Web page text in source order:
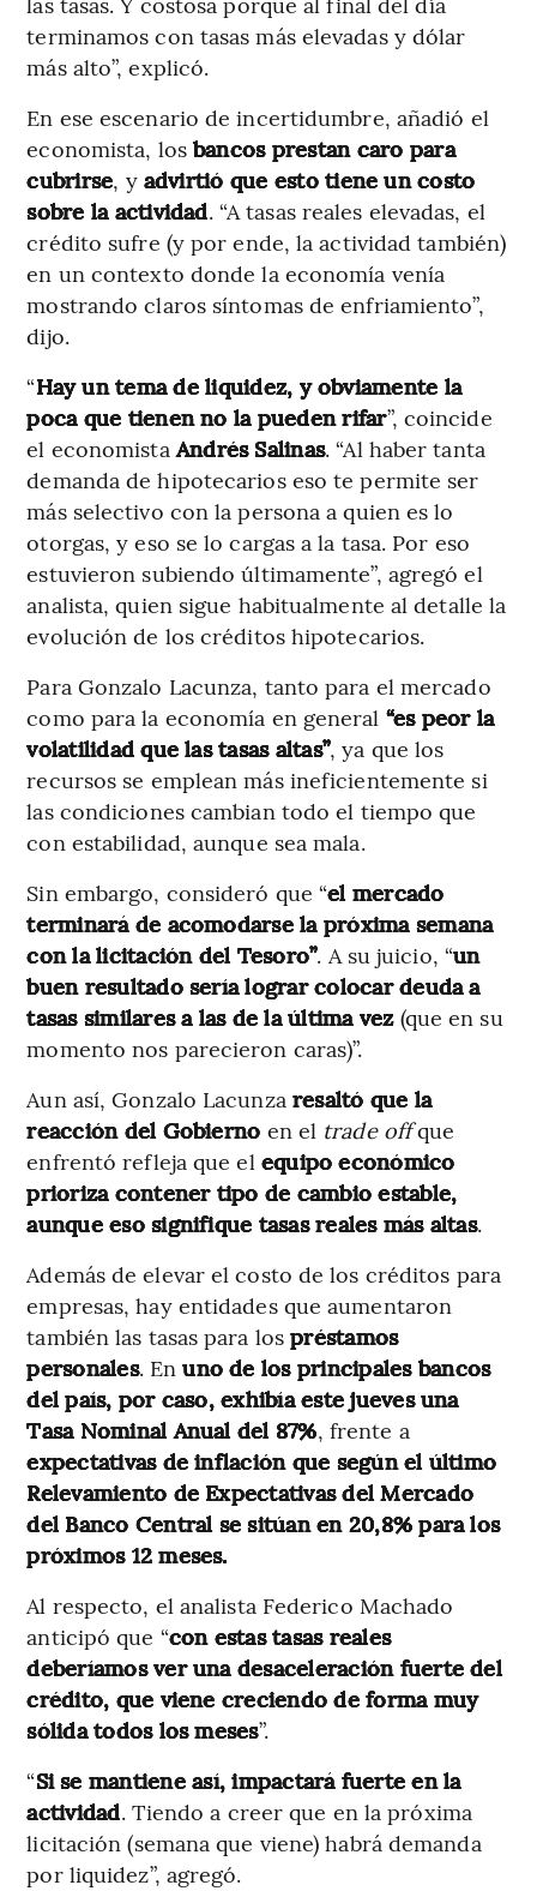
terminamos con tasas más elevadas y dólar
más alto”, explicó.
En ese escenario de incertidumbre, añadió el
economista, los bancos prestan caro para
cubrirse, y advirtió que esto tiene un costo
sobre la actividad. “A tasas reales elevadas, el
crédito sufre (y por ende, la actividad también)
en un contexto donde la economía venía
mostrando claros síntomas de enfriamiento”,
dijo.
“Hay un tema de liquidez, y obviamente la
poca que tienen no la pueden rifar”, coincide
el economistaAndrés Salinas. “Al haber tanta
demanda de hipotecarios eso te permite ser
más selectivo con la persona a quien es lo
otorgas, y eso se lo cargas a la tasa. Por eso
estuvieron subiendo últimamente”, agregó el
analista, quien sigue habitualmente al detalle la
evolución de los créditos hipotecarios.
Para Gonzalo Lacunza, tanto para el mercado
como para la economía en general “es peor la
volatilidad que las tasas altas”, ya que los
recursos se emplean más ineficientemente si
las condiciones cambian todo el tiempo que
con estabilidad, aunque sea mala.
Sin embargo, consideró que “el mercado
terminará de acomodarse la próxima semana
con la licitación del Tesoro”. A su juicio, “un
buen resultado sería lograr colocar deuda a
tasas similares a las de la última vez(que en su
momento nos parecieron caras)”.
Aun así, Gonzalo Lacunza resaltó que la
reacción del Gobierno en el trade offque
enfrentó refleja que el equipo económico
prioriza contener tipo de cambio estable,
aunque eso signifique tasas reales más altas.
Además de elevar el costo de los créditos para
empresas, hay entidades que aumentaron
también las tasas para lospréstamos
personales. Enuno de los principales bancos
del país, por caso, exhibía este jueves una
Tasa Nominal Anual del 87%, frente a
expectativas de inflación que según el último
Relevamiento de Expectativas del Mercado
del Banco Central se sitúan en 20,8% para los
próximos 12 meses.
Al respecto, el analista Federico Machado
anticipó que “con estas tasas reales
deberíamos ver una desaceleración fuerte del
crédito, que viene creciendo de forma muy
sólida todos los meses”.
“Si se mantiene así, impactará fuerte en la
actividad. Tiendo a creer que en la próxima
licitación (semana que viene) habrá demanda
por liquidez”, agregó.